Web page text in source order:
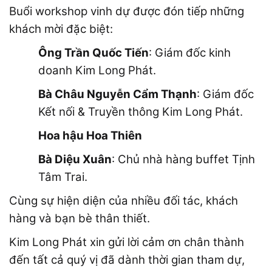
Buổi workshop vinh dự được đón tiếp những
khách mời đặc biệt:
Ông Trần Quốc Tiến: Giám đốc kinh
doanh Kim Long Phát.
Bà Châu Nguyễn Cẩm Thạnh: Giám đốc
Kết nối & Truyền thông Kim Long Phát.
Hoa hậu Hoa Thiên
Bà Diệu Xuân: Chủ nhà hàng buffet Tịnh
Tâm Trai.
Cùng sự hiện diện của nhiều đối tác, khách
hàng và bạn bè thân thiết.
Kim Long Phát xin gửi lời cảm ơn chân thành
đến tất cả quý vị đã dành thời gian tham dự,